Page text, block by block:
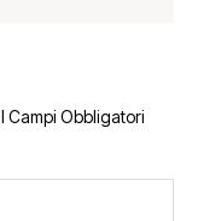
I Campi Obbligatori